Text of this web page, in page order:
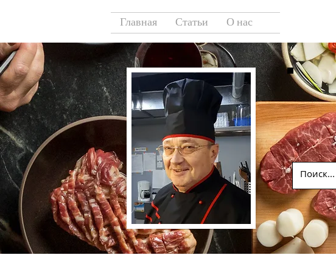
Главная Статьи О нас